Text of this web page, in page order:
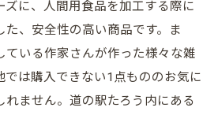
ズに、人間用食品を加工する際に
た、安全性の高い商品です。ま
ている作家さんが作った様々な雑
では購入できない1点もののお気に
れません。道の駅たろう内にある